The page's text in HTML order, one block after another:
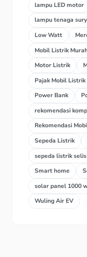
lampu LED motor
lampu tenaga
Low Watt
Mobil Listrik
Motor Listrik
Pajak Mobil Listrik
Power Bank
rekomendasi
Rekomendasi
Sepeda Listrik
sepeda listrik selis
Smart home
solar panel 1000
Wuling Air EV